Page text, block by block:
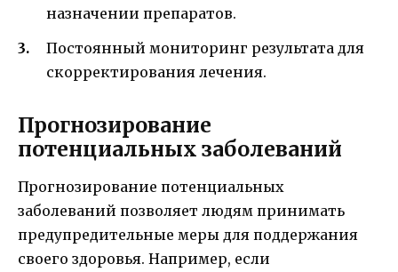
назначении препаратов.
Постоянный мониторинг результата для
скорректирования лечения.
Прогнозирование
потенциальных заболеваний
Прогнозирование потенциальных
заболеваний позволяет людям принимать
предупредительные меры для поддержания
своего здоровья. Например, если